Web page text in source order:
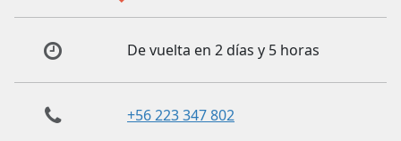
De vuelta en 2 días y 5 horas
+56 223 347 802